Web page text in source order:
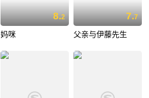
8.2
妈咪
7.7
父亲与伊藤先生